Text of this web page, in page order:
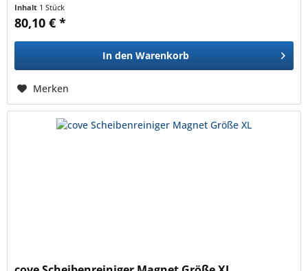
Inhalt 1 Stück
80,10 € *
In den Warenkorb
Merken